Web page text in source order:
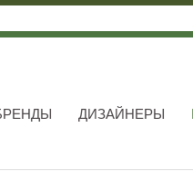
ДИЗАЙНЕРЫ